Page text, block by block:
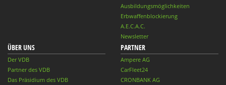
Ausbildungsmöglichkeiten
Erbwaffenblockierung
A.E.C.A.C.
Newsletter
ÜBER UNS
Der VDB
Partner des VDB
Das Präsidium des VDB
PARTNER
Ampere AG
CarFleet24
CRONBANK AG